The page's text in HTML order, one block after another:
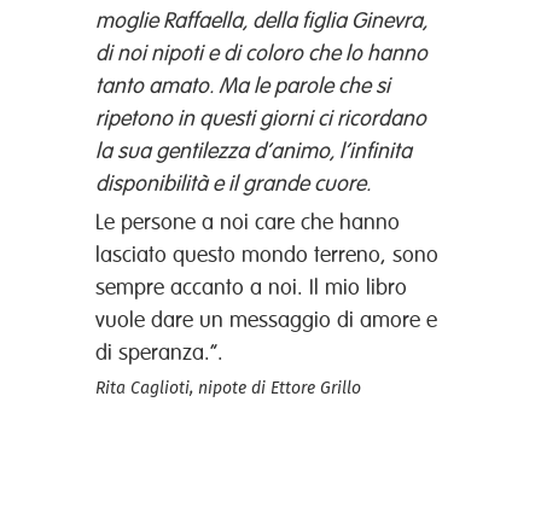
moglie Raffaella, della figlia Ginevra,
di noi nipoti e di coloro che lo hanno
tanto amato. Ma le parole che si
ripetono in questi giorni ci ricordano
la sua gentilezza d’animo, l’infinita
disponibilità e il grande cuore.
Le persone a noi care che hanno
lasciato questo mondo terreno, sono
sempre accanto a noi. Il mio libro
vuole dare un messaggio di amore e
di speranza.”.
Rita Caglioti, nipote di Ettore Grillo